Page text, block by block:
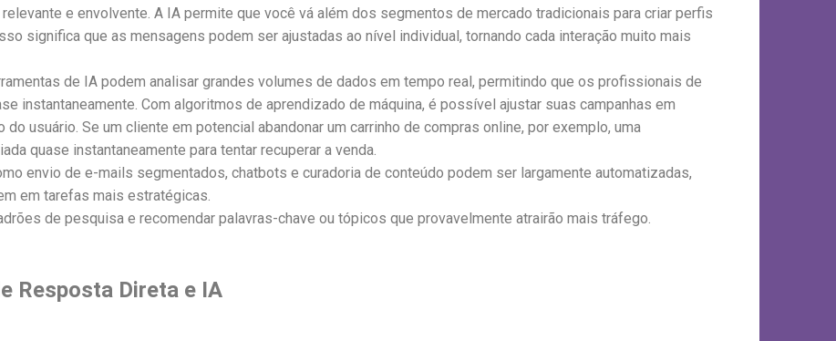
e envolvente. A IA permite que você vá além dos segmentos de mercado tradicionais para criar perfis
significa que as mensagens podem ser ajustadas ao nível individual, tornando cada interação muito mais
de IA podem analisar grandes volumes de dados em tempo real, permitindo que os profissionais de
instantaneamente. Com algoritmos de aprendizado de máquina, é possível ajustar suas campanhas em
usuário. Se um cliente em potencial abandonar um carrinho de compras online, por exemplo, uma
quase instantaneamente para tentar recuperar a venda.
envio de e-mails segmentados, chatbots e curadoria de conteúdo podem ser largamente automatizadas,
em tarefas mais estratégicas.
de pesquisa e recomendar palavras-chave ou tópicos que provavelmente atrairão mais tráfego.
Resposta Direta e IA